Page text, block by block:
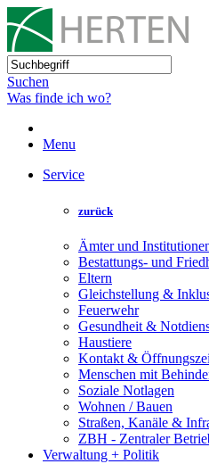
Suchen
Was finde ich wo?
Menu
Service
zurück
Ämter und
Bestattungs- und
Eltern
Gleichstellung &
Feuerwehr
Gesundheit &
Haustiere
Kontakt &
Menschen mit
Soziale Notlagen
Wohnen / Bauen
Straßen, Kanäle &
ZBH - Zentraler
Verwaltung + Politik